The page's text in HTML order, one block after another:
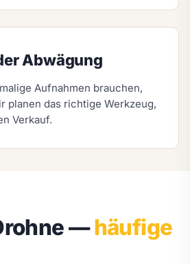
Abwägung
Aufnahmen brauchen,
planen das richtige Werkzeug,
Verkauf.
—häufige